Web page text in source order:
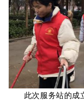
此次服务站的成